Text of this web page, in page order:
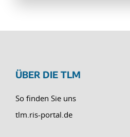
ÜBER DIE TLM
So finden Sie uns
tlm.ris-portal.de